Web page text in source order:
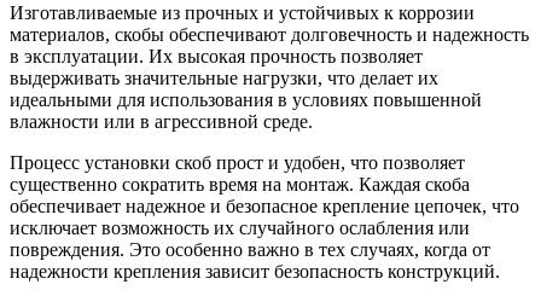
Изготавливаемые из прочных и устойчивых к коррозии
материалов, скобы обеспечивают долговечность и надежность
в эксплуатации. Их высокая прочность позволяет
выдерживать значительные нагрузки, что делает их
идеальными для использования в условиях повышенной
влажности или в агрессивной среде.
Процесс установки скоб прост и удобен, что позволяет
существенно сократить время на монтаж. Каждая скоба
обеспечивает надежное и безопасное крепление цепочек, что
исключает возможность их случайного ослабления или
повреждения. Это особенно важно в тех случаях, когда от
надежности крепления зависит безопасность конструкций.